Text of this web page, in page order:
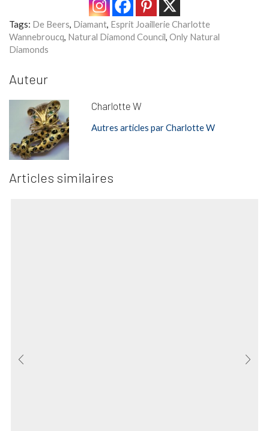
Tags: De Beers, Diamant, Esprit Joaillerie Charlotte
Wannebroucq, Natural Diamond Council, Only Natural
Diamonds
Auteur
Charlotte W
Autres articles par Charlotte W
Articles similaires